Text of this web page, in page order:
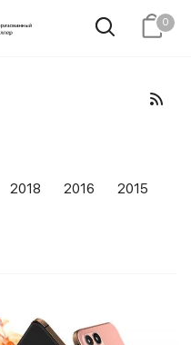
0
2018 2016 2015